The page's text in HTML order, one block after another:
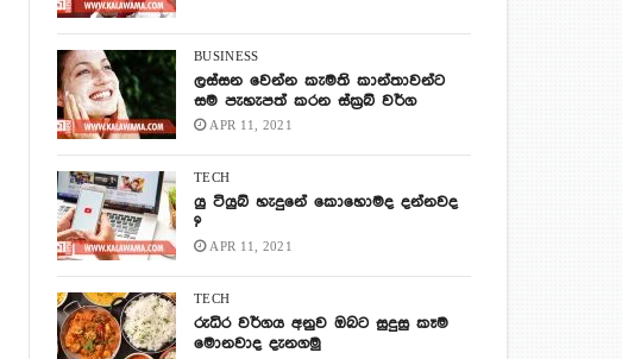
BUSINESS
ලස්සන වෙන්න කැමති කාන්තාවන්ට
සම පැහැපත් කරන ස්ක්‍රබ් වර්ග
APR 11, 2021
TECH
යු ටියුබ් හැදුනේ කොහොමද දන්නවද
?
APR 11, 2021
TECH
රුධිර වර්ගය අනුව ඔබට සුදුසු කෑම
මොනවාද දැනගමු